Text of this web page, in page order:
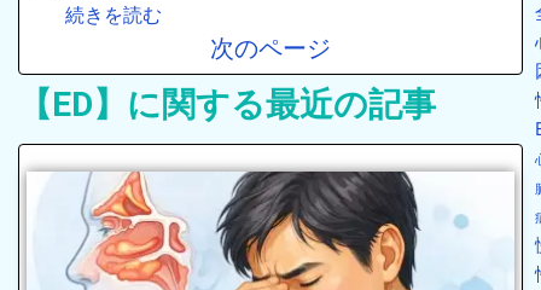
続きを読む
次のページ
【ED】に関する最近の記事